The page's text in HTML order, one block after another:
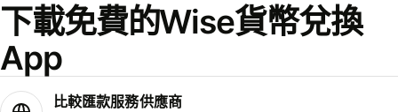
下載免費的Wise貨幣兌換
App
比較匯款服務供應商